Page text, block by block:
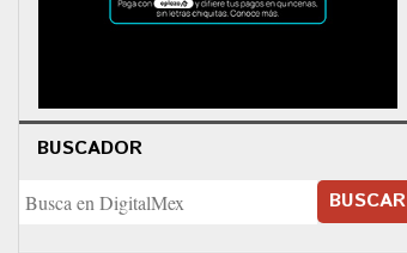
BUSCADOR
BUSCAR